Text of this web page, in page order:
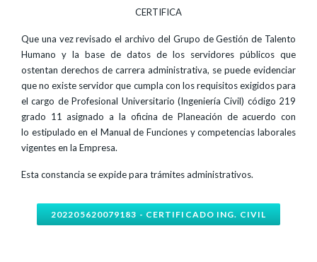
CERTIFICA
Que una vez revisado el archivo del Grupo de Gestión de Talento
Humano y la base de datos de los servidores públicos que
ostentan derechos de carrera administrativa, se puede evidenciar
que no existe servidor que cumpla con los requisitos exigidos para
el cargo de Profesional Universitario (Ingeniería Civil) código 219
grado 11 asignado a la oficina de Planeación de acuerdo con
lo estipulado en el Manual de Funciones y competencias laborales
vigentes en la Empresa.
Esta constancia se expide para trámites administrativos.
202205620079183 - CERTIFICADO ING. CIVIL